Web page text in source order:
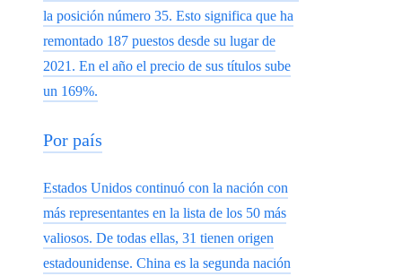
la posición número 35. Esto significa que ha
remontado 187 puestos desde su lugar de
2021. En el año el precio de sus títulos sube
un 169%.
Por país
Estados Unidos continuó con la nación con
más representantes en la lista de los 50 más
valiosos. De todas ellas, 31 tienen origen
estadounidense. China es la segunda nación